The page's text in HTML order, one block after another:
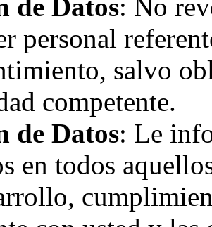
de Datos: No
personal
salvo
competente.
de Datos: Le
en todos